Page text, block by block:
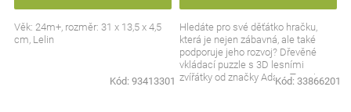
Věk: 24m+, rozměr: 31 x 13,5 x 4,5
cm, Lelin
Kód: 93413301
Hledáte pro své děťátko hračku,
která je nejen zábavná, ale také
podporuje jeho rozvoj? Dřevěné
vkládací puzzle s 3D lesními
zvířátky od značky Adam Toys je
Kód: 33866201